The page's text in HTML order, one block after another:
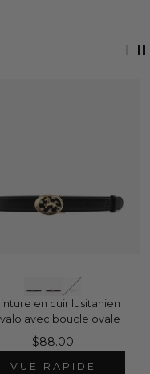
en cuir lusitanien
avec boucle ovale
$88.00
VUE RAPIDE